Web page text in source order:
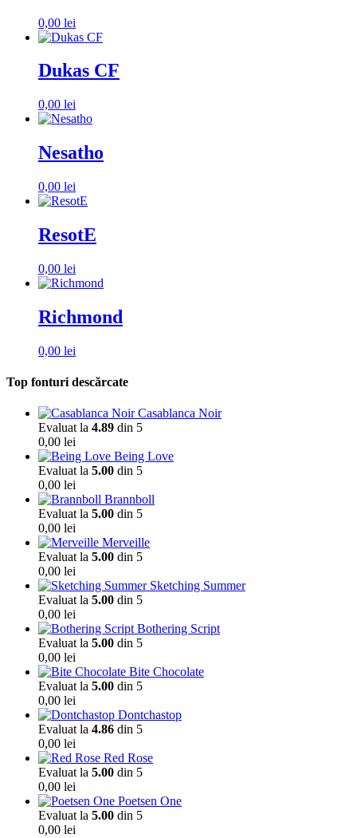
0,00 lei
Dukas CF
0,00 lei
Nesatho
0,00 lei
ResotE
0,00 lei
Richmond
0,00 lei
Top fonturi descărcate
Casablanca Noir
Evaluat la 4.89 din 5
0,00 lei
Being Love
Evaluat la 5.00 din 5
0,00 lei
Brannboll
Evaluat la 5.00 din 5
0,00 lei
Merveille
Evaluat la 5.00 din 5
0,00 lei
Sketching Summer
Evaluat la 5.00 din 5
0,00 lei
Bothering Script
Evaluat la 5.00 din 5
0,00 lei
Bite Chocolate
Evaluat la 5.00 din 5
0,00 lei
Dontchastop
Evaluat la 4.86 din 5
0,00 lei
Red Rose
Evaluat la 5.00 din 5
0,00 lei
Poetsen One
Evaluat la 5.00 din 5
0,00 lei